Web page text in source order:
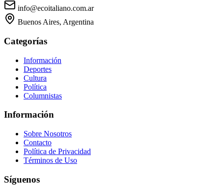
info@ecoitaliano.com.ar
Buenos Aires, Argentina
Categorías
Información
Deportes
Cultura
Política
Columnistas
Información
Sobre Nosotros
Contacto
Política de Privacidad
Términos de Uso
Síguenos